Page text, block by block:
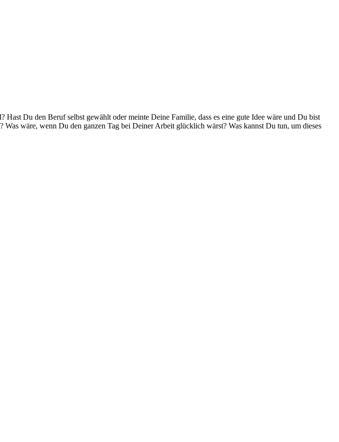
Hast Du den Beruf selbst gewählt oder meinte Deine Familie, dass es eine gute Idee wäre und Du bist
wäre, wenn Du den ganzen Tag bei Deiner Arbeit glücklich wärst? Was kannst Du tun, um dieses